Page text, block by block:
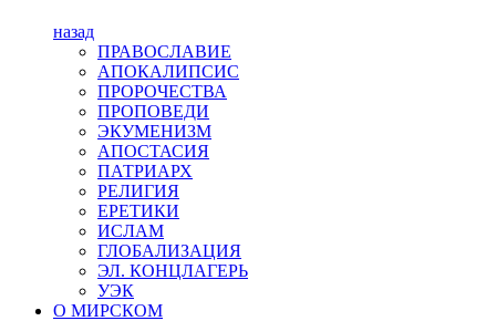
назад
ПРАВОСЛАВИЕ
АПОКАЛИПСИС
ПРОРОЧЕСТВА
ПРОПОВЕДИ
ЭКУМЕНИЗМ
АПОСТАСИЯ
ПАТРИАРХ
РЕЛИГИЯ
ЕРЕТИКИ
ИСЛАМ
ГЛОБАЛИЗАЦИЯ
ЭЛ. КОНЦЛАГЕРЬ
УЭК
О МИРСКОМ